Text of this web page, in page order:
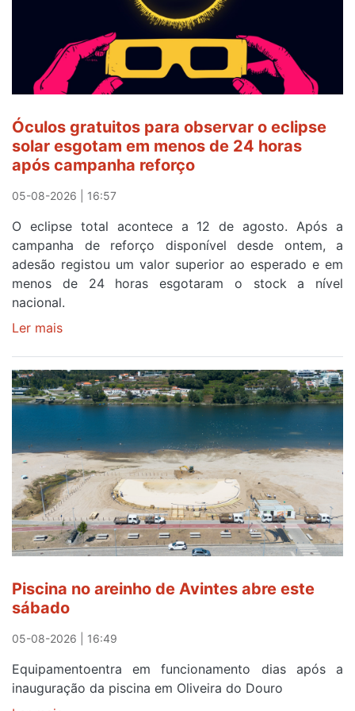
ser
o
quarto
a
a
meta
em
Sintra
primeira
etapa
da
87ª
Volta
Óculos gratuitos para observar o eclipse
solar esgotam em menos de 24 horas
após campanha reforço
05-08-2026 | 16:57
O eclipse total acontece a 12 de agosto. Após a
campanha de reforço disponível desde ontem, a
adesão registou um valor superior ao esperado e em
menos de 24 horas esgotaram o stock a nível
nacional.
Ler mais
para
observar
eclipse
solar
esgotam
em
menos
de
24
após
campanha
reforço
Piscina no areinho de Avintes abre este
sábado
05-08-2026 | 16:49
Equipamentoentra em funcionamento dias após a
inauguração da piscina em Oliveira do Douro